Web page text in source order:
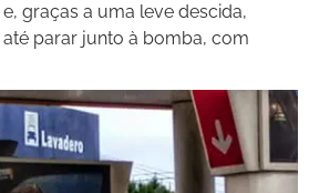
graças a uma leve descida,
parar junto à bomba, com